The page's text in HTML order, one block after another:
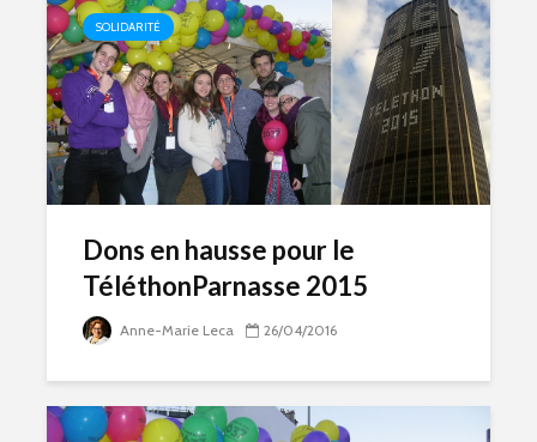
SOLIDARITÉ
Dons en hausse pour le
TéléthonParnasse 2015
Anne-Marie Leca 26/04/2016